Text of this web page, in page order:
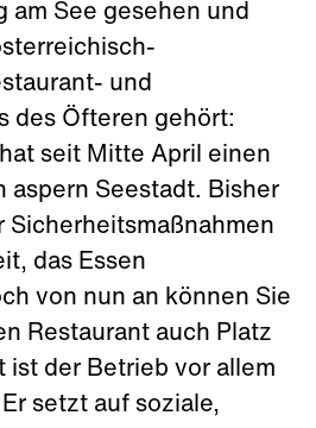
am See gesehen und
und
des Öfteren gehört:
seit Mitte April einen
aspern Seestadt. Bisher
Sicherheitsmaßnahmen
das Essen
von nun an können Sie
Restaurant auch Platz
ist der Betrieb vor allem
setzt auf soziale,